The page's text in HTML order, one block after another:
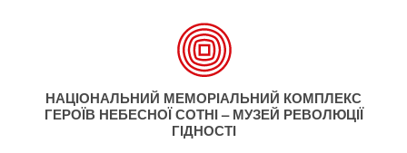
НАЦІОНАЛЬНИЙ МЕМОРІАЛЬНИЙ КОМПЛЕКС
ГЕРОЇВ НЕБЕСНОЇ СОТНІ – МУЗЕЙ РЕВОЛЮЦІЇ
ГІДНОСТІ